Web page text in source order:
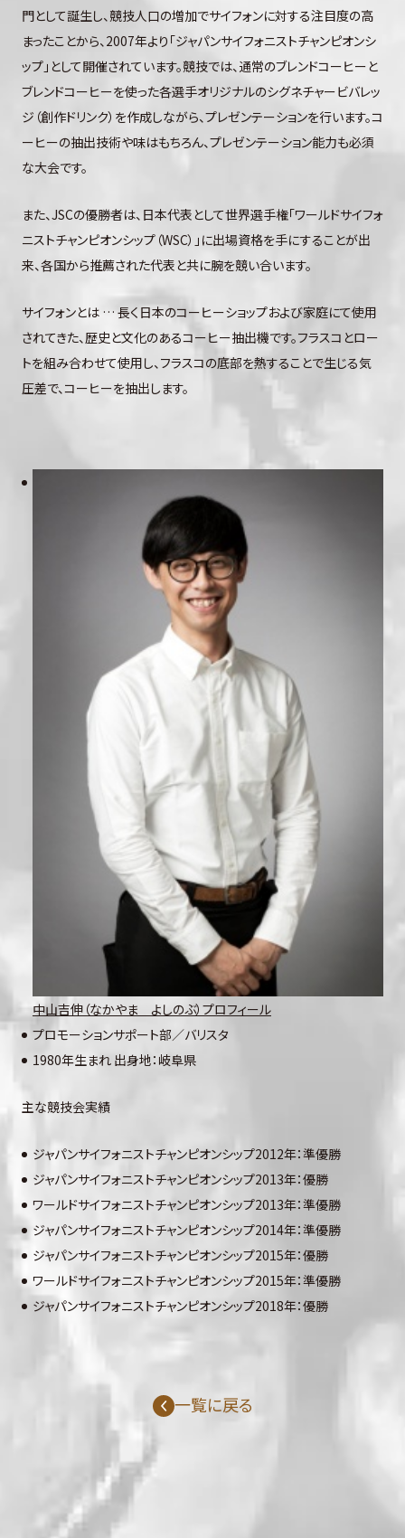
門として誕生し、競技人口の増加でサイフォンに対する注目度の高
まったことから、2007年より「ジャパンサイフォニストチャンピオンシ
ップ」として開催されています。競技では、通常のブレンドコーヒーと
ブレンドコーヒーを使った各選手オリジナルのシグネチャービバレッ
ジ（創作ドリンク）を作成しながら、プレゼンテーションを行います。コ
ーヒーの抽出技術や味はもちろん、プレゼンテーション能力も必須
な大会です。
また、JSCの優勝者は、日本代表として世界選手権「ワールドサイフォ
ニストチャンピオンシップ（WSC）」に出場資格を手にすることが出
来、各国から推薦された代表と共に腕を競い合います。
サイフォンとは … 長く日本のコーヒーショップおよび家庭にて使用
されてきた、歴史と文化のあるコーヒー抽出機です。フラスコとロー
トを組み合わせて使用し、フラスコの底部を熱することで生じる気
圧差で、コーヒーを抽出します。
中山吉伸（なかやま よしのぶ）プロフィール
プロモーションサポート部／バリスタ
1980年生まれ 出身地：岐阜県
主な競技会実績
ジャパンサイフォニストチャンピオンシップ2012年：準優勝
ジャパンサイフォニストチャンピオンシップ2013年：優勝
ワールドサイフォニストチャンピオンシップ2013年：準優勝
ジャパンサイフォニストチャンピオンシップ2014年：準優勝
ジャパンサイフォニストチャンピオンシップ2015年：優勝
ワールドサイフォニストチャンピオンシップ2015年：準優勝
ジャパンサイフォニストチャンピオンシップ2018年：優勝
一覧に戻る